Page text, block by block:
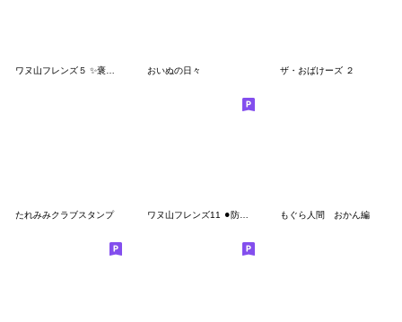
おいぬの日々 ザ・おばけーズ ２
たれみみクラブスタンプ ワヌ山フレンズ11 ⚫︎防災・連絡⚫︎ もぐら人間 おかん編